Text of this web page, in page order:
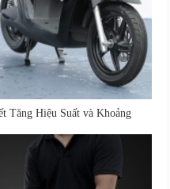
Tăng Hiệu Suất và Khoảng